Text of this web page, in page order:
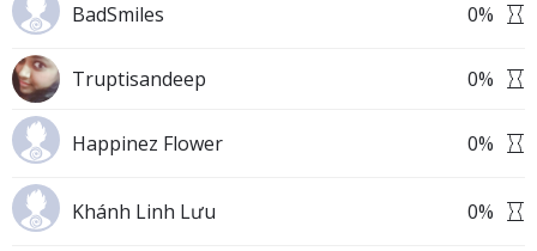
BadSmiles 0%
Truptisandeep 0%
Happinez Flower 0%
Khánh Linh Lưu 0%